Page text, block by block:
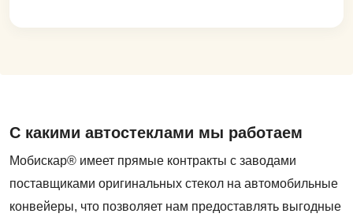
С какими автостеклами мы работаем
Мобискар® имеет прямые контракты с заводами
поставщиками оригинальных стекол на автомобильные
конвейеры, что позволяет нам предоставлять выгодные